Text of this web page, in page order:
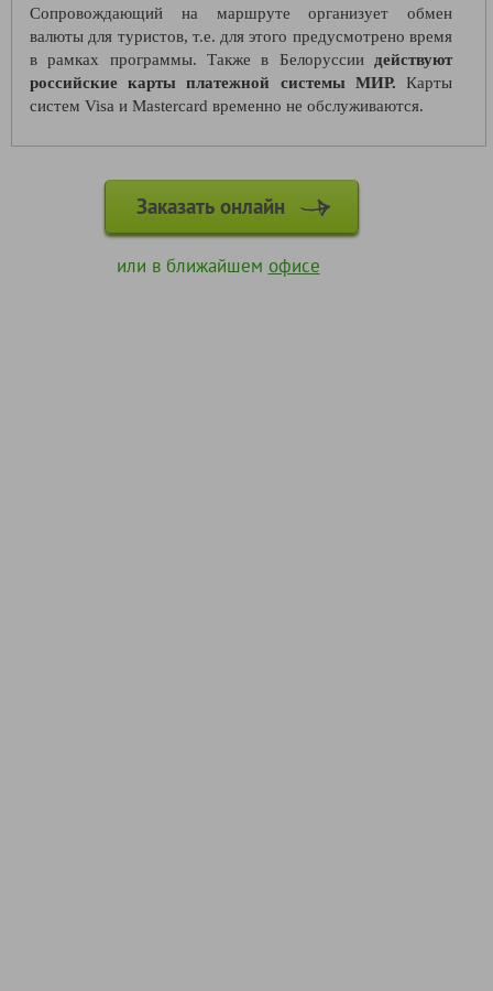
Сопровождающий на маршруте организует обмен
валюты для туристов, т.е. для этого предусмотрено время
в рамках программы. Также в Белоруссии действуют
российские карты платежной системы МИР. Карты
систем Visa и Mastercard временно не обслуживаются.
Заказать онлайн
или в ближайшем офисе